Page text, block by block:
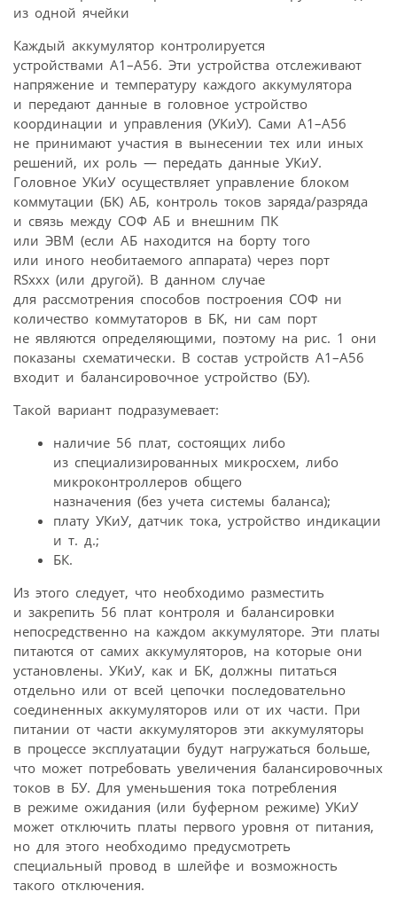
из одной ячейки
Каждый аккумулятор контролируется
устройствами А1–А56. Эти устройства отслеживают
напряжение и температуру каждого аккумулятора
и передают данные в головное устройство
координации и управления (УКиУ). Сами А1–А56
не принимают участия в вынесении тех или иных
решений, их роль — передать данные УКиУ.
Головное УКиУ осуществляет управление блоком
коммутации (БК) АБ, контроль токов заряда/разряда
и связь между СОФ АБ и внешним ПК
или ЭВМ (если АБ находится на борту того
или иного необитаемого аппарата) через порт
RSxxx (или другой). В данном случае
для рассмотрения способов построения СОФ ни
количество коммутаторов в БК, ни сам порт
не являются определяющими, поэтому на рис. 1 они
показаны схематически. В состав устройств А1–А56
входит и балансировочное устройство (БУ).
Такой вариант подразумевает:
наличие 56 плат, состоящих либо
из специализированных микросхем, либо
микроконтроллеров общего
назначения (без учета системы баланса);
плату УКиУ, датчик тока, устройство индикации
и т. д.;
БК.
Из этого следует, что необходимо разместить
и закрепить 56 плат контроля и балансировки
непосредственно на каждом аккумуляторе. Эти платы
питаются от самих аккумуляторов, на которые они
установлены. УКиУ, как и БК, должны питаться
отдельно или от всей цепочки последовательно
соединенных аккумуляторов или от их части. При
питании от части аккумуляторов эти аккумуляторы
в процессе эксплуатации будут нагружаться больше,
что может потребовать увеличения балансировочных
токов в БУ. Для уменьшения тока потребления
в режиме ожидания (или буферном режиме) УКиУ
может отключить платы первого уровня от питания,
но для этого необходимо предусмотреть
специальный провод в шлейфе и возможность
такого отключения.